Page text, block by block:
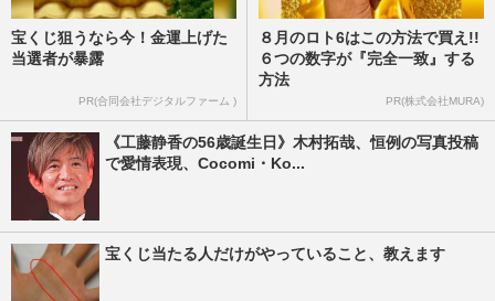
宝くじ狙うなら今！金運上げた
当選者が暴露
PR(合同会社デジタルファーム )
８月のロト6はこの方法で買え!!
６つの数字が『完全一致』する
方法
PR(株式会社MURA)
《工藤静香の56歳誕生日》木村拓哉、恒例の写真投稿
で愛情表現、Cocomi・Ko...
宝くじ当たる人だけがやっていること、教えます